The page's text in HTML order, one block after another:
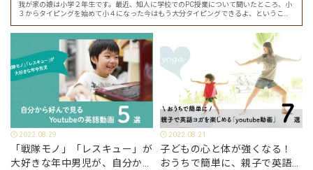
我が家の娘は小学２年生です。最近、知人に学校でのPC授業について聞いたところ、小
３からタイピングを始めて小４になった今はもう大分タイピングできるよ、ということ
で…
2022.08.29
「戦隊モノ」「レスキュー」が
大好きな年中男児が、自分から
2022.08.21
子どもの心と体が強くなる！
おうちで簡単に、親子で英語ヨ